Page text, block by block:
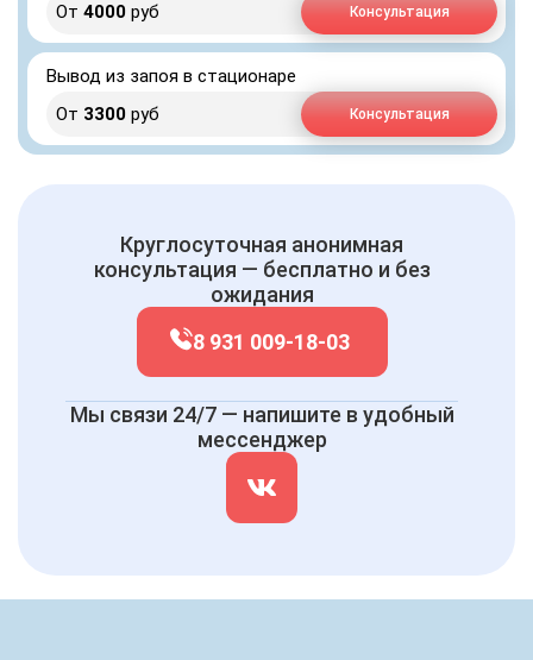
От 4000 руб Консультация
Вывод из запоя в стационаре
От 3300 руб Консультация
Круглосуточная анонимная
консультация — бесплатно и без
ожидания
8 931 009-18-03
Мы связи 24/7 — напишите в удобный
мессенджер